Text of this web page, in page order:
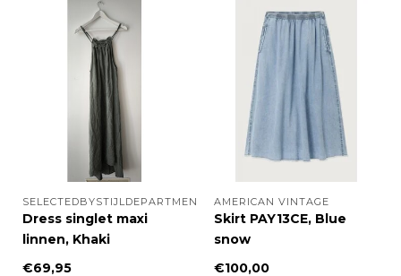
SELECTEDBYSTIJLDEPARTMENT
Dress singlet maxi
linnen, Khaki
€69,95
AMERICAN VINTAGE
Skirt PAY13CE, Blue
snow
€100,00